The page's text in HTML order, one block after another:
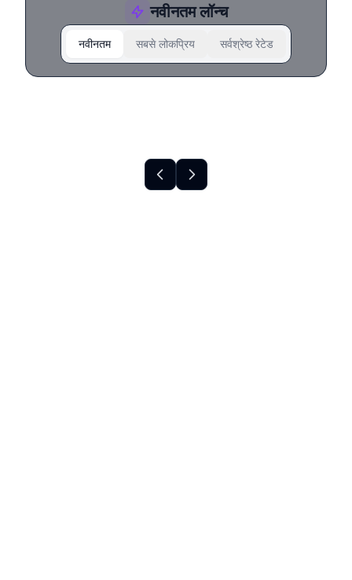
नवीनतम लॉन्च
नवीनतम सबसे लोकप्रिय सर्वश्रेष्ठ रेटेड